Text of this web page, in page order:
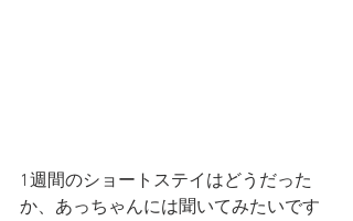
1週間のショートステイはどうだった
か、あっちゃんには聞いてみたいです